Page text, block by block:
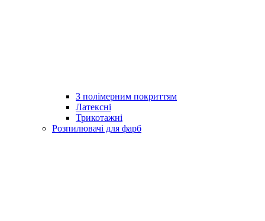
З полімерним покриттям
Латексні
Трикотажні
Розпилювачі для фарб